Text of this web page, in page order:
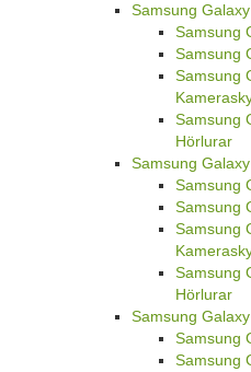
Samsung
Samsung
Samsung
Samsung
Samsung
Hörlurar
Samsung
Samsung
Samsung
Samsung
Samsung
Hörlurar
Samsung
Samsung
Samsung